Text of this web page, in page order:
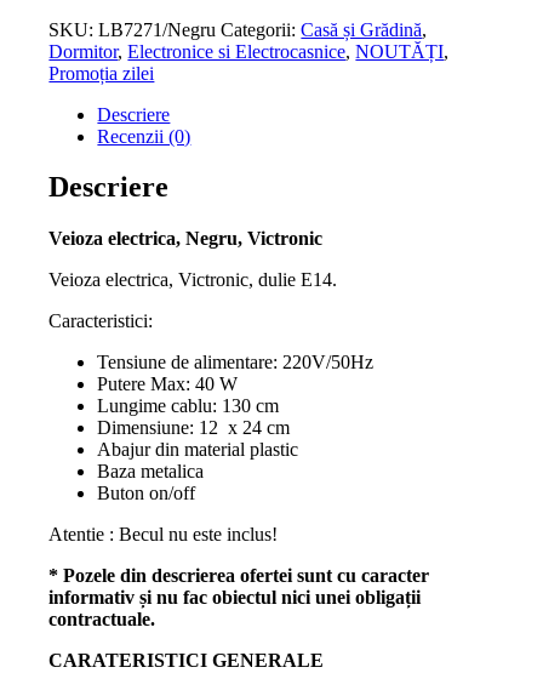
SKU:LB7271/Negru Categorii:Casă și Grădină,
Dormitor,Electronice si Electrocasnice,NOUTĂȚI,
Promoția zilei
Descriere
Recenzii (0)
Descriere
Veioza electrica, Negru, Victronic
Veioza electrica, Victronic, dulie E14.
Caracteristici:
Tensiune de alimentare: 220V/50Hz
Putere Max: 40 W
Lungime cablu: 130 cm
Dimensiune: 12 x 24 cm
Abajur din material plastic
Baza metalica
Buton on/off
Atentie : Becul nu este inclus!
* Pozele din descrierea ofertei sunt cu caracter
informativ și nu fac obiectul nici unei obligații
contractuale.
CARATERISTICI GENERALE